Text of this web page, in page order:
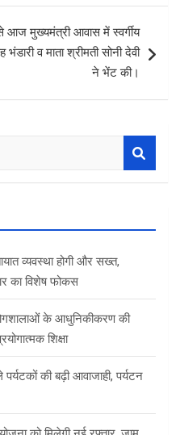
आज मुख्यमंत्री आवास में स्वर्गीय
व माता श्रीमती सोनी देवी
ने भेंट की।
व्यवस्था होगी और सख्त,
का विशेष फोकस
के आधुनिकीकरण की
शिक्षा
की बढ़ी आवाजाही, पर्यटन